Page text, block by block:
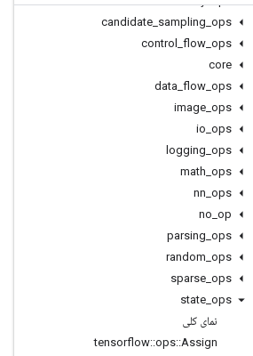
candidate sampling ops
control
flow ops
core
data flow ops
image ops
io ops
logging ops
math ops
nn ops
no op
parsing ops
random ops
sparse ops
state ops
نمای کلی
tensorflow::ops::Assign